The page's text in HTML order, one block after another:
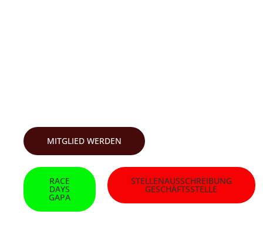
MITGLIED WERDEN
RACE
DAYS
GAPA
STELLENAUSSCHREIBUNG
GESCHÄFTSSTELLE